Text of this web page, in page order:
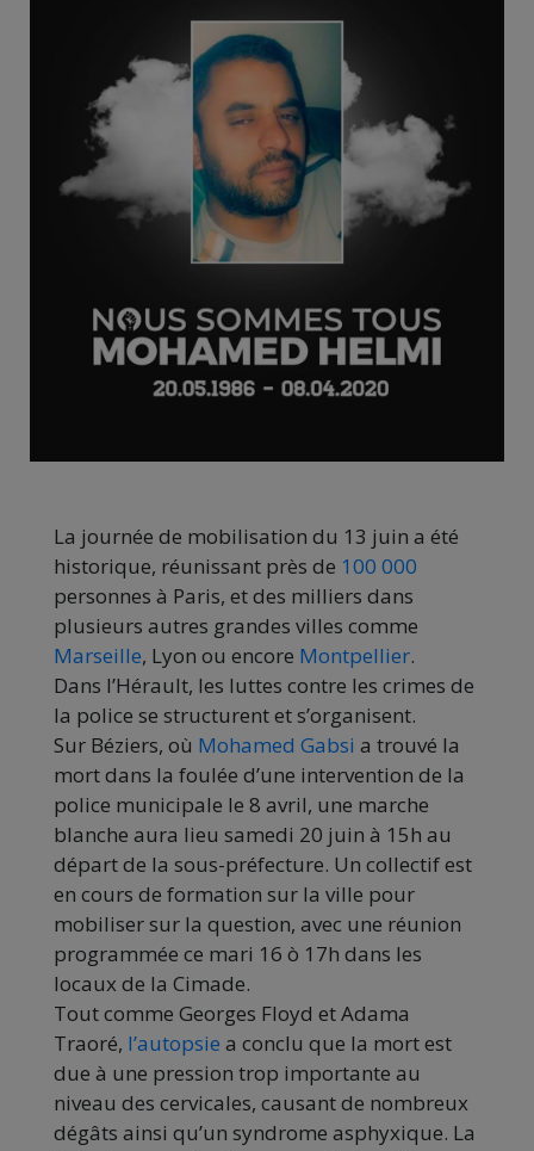
La journée de mobilisation du 13 juin a été
historique, réunissant près de 100 000
personnes à Paris, et des milliers dans
plusieurs autres grandes villes comme
Marseille, Lyon ou encore Montpellier.
Dans l’Hérault, les luttes contre les crimes de
la police se structurent et s’organisent.
Sur Béziers, où Mohamed Gabsi a trouvé la
mort dans la foulée d’une intervention de la
police municipale le 8 avril, une marche
blanche aura lieu samedi 20 juin à 15h au
départ de la sous-préfecture. Un collectif est
en cours de formation sur la ville pour
mobiliser sur la question, avec une réunion
programmée ce mari 16 ò 17h dans les
locaux de la Cimade.
Tout comme Georges Floyd et Adama
Traoré, l’autopsie a conclu que la mort est
due à une pression trop importante au
niveau des cervicales, causant de nombreux
dégâts ainsi qu’un syndrome asphyxique. La